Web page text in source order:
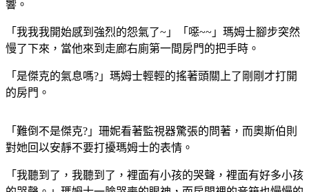
響。
「我我我開始感到強烈的怨氣了~」「噁~~」瑪姆士腳步突然
慢了下來，當他來到走廊右廁第一間房門的把手時。
「是傑克的氣息嗎?」瑪姆士輕輕的搖著頭關上了剛剛才打開
的房門。
「難倒不是傑克?」珊妮看著監視器驚張的問著，而奧斯伯則
對她回以安靜不要打擾瑪姆士的表情。
「我聽到了，我聽到了，裡面有小孩的哭聲，裡面有好多小孩